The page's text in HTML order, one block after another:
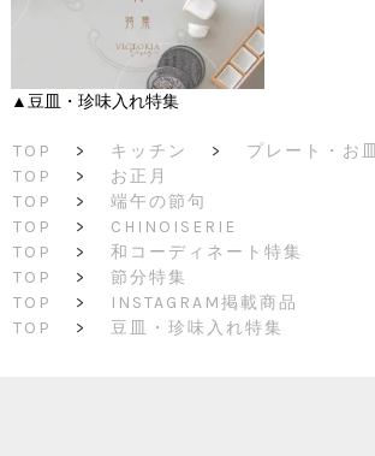
▲豆皿・珍味入れ特集
TOP > キッチン >
プレート・お皿
TOP
>
お正月
TOP
>
端午の節句
TOP
>
CHINOISERIE
TOP
>
和コーディネート特集
TOP
>
節分特集
TOP
>
INSTAGRAM掲載商品
TOP
> 豆皿・珍味入れ特集